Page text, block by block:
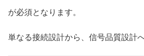
が必須となります。
単なる接続設計から、信号品質設計へ